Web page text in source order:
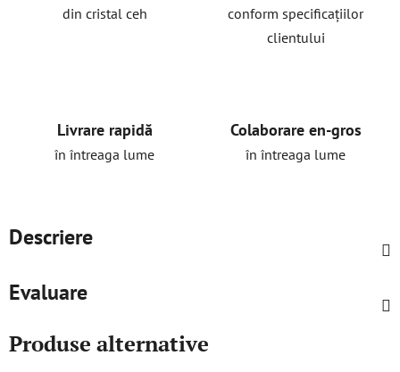
din cristal ceh
conform specificațiilor
clientului
Livrare rapidă
în întreaga lume
Colaborare en-gros
în întreaga lume
Descriere
Evaluare
Produse alternative